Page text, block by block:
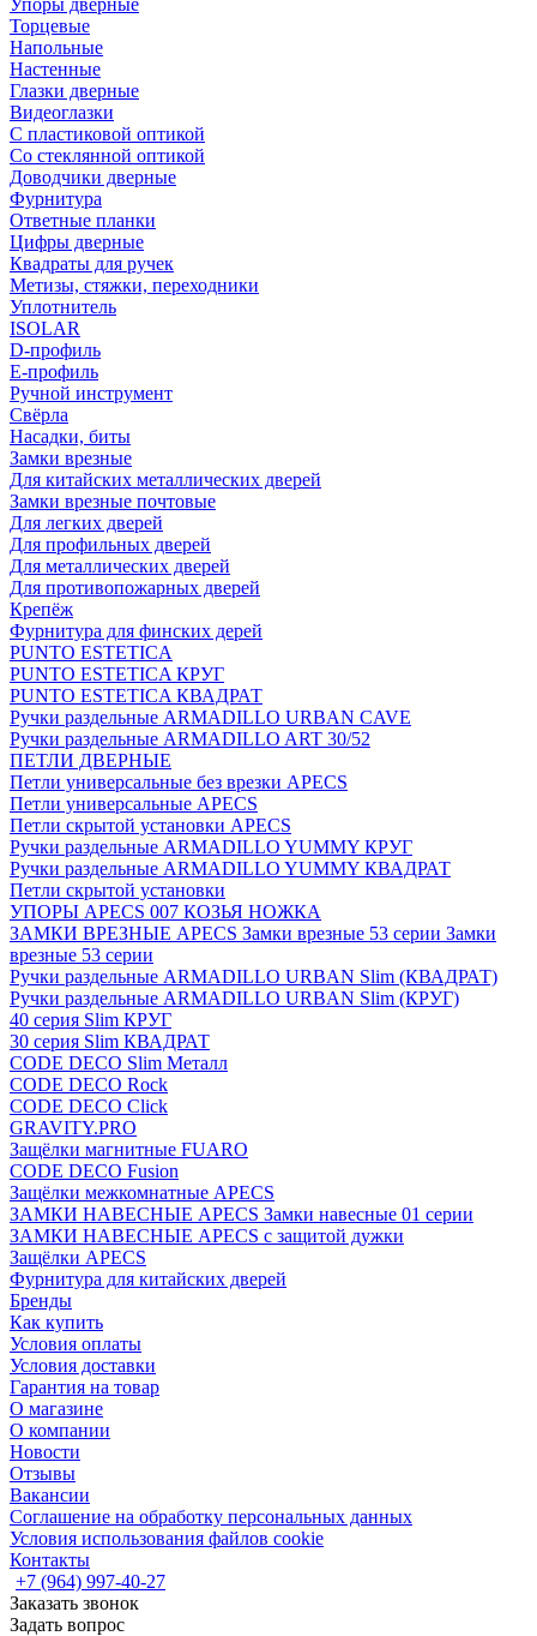
Упоры дверные
Торцевые
Напольные
Настенные
Глазки дверные
Видеоглазки
С пластиковой оптикой
Со стеклянной оптикой
Доводчики дверные
Фурнитура
Ответные планки
Цифры дверные
Квадраты для ручек
Метизы, стяжки, переходники
Уплотнитель
ISOLAR
D-профиль
Е-профиль
Ручной инструмент
Свёрла
Насадки, биты
Замки врезные
Для китайских металлических дверей
Замки врезные почтовые
Для легких дверей
Для профильных дверей
Для металлических дверей
Для противопожарных дверей
Крепёж
Фурнитура для финских дерей
PUNTO ESTETICA
PUNTO ESTETICA КРУГ
PUNTO ESTETICA КВАДРАТ
Ручки раздельные ARMADILLO URBAN CAVE
Ручки раздельные ARMADILLO ART 30/52
ПЕТЛИ ДВЕРНЫЕ
Петли универсальные без врезки APECS
Петли универсальные APECS
Петли скрытой установки APECS
Ручки раздельные ARMADILLO YUMMY КРУГ
Ручки раздельные ARMADILLO YUMMY КВАДРАТ
Петли скрытой установки
УПОРЫ APECS 007 КОЗЬЯ НОЖКА
ЗАМКИ ВРЕЗНЫЕ APECS Замки врезные 53 серии Замки
врезные 53 серии
Ручки раздельные ARMADILLO URBAN Slim (КВАДРАТ)
Ручки раздельные ARMADILLO URBAN Slim (КРУГ)
40 серия Slim КРУГ
30 серия Slim КВАДРАТ
CODE DECO Slim Металл
CODE DECO Rock
CODE DECO Click
GRAVITY.PRO
Защёлки магнитные FUARO
CODE DECO Fusion
Защёлки межкомнатные APECS
ЗАМКИ НАВЕСНЫЕ APECS Замки навесные 01 серии
ЗАМКИ НАВЕСНЫЕ APECS с защитой дужки
Защёлки APECS
Фурнитура для китайских дверей
Бренды
Как купить
Условия оплаты
Условия доставки
Гарантия на товар
О магазине
О компании
Новости
Отзывы
Вакансии
Соглашение на обработку персональных данных
Условия использования файлов cookie
Контакты
+7 (964) 997-40-27
Заказать звонок
Задать вопрос